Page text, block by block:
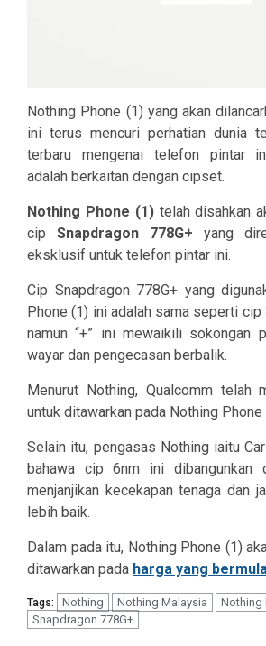
Nothing Phone (1) yang akan
ini terus mencuri perhatian dunia
terbaru mengenai telefon pintar
adalah berkaitan dengan cipset.
Nothing Phone (1)telah disahkan
cip Snapdragon 778G+ yang
eksklusif untuk telefon pintar ini.
Cip Snapdragon 778G+ yang
Phone (1) ini adalah sama seperti cip
namun “+” ini mewaikili sokongan
wayar dan pengecasan berbalik.
Menurut Nothing, Qualcomm telah
untuk ditawarkan pada Nothing Phone
Selain itu, pengasas Nothing iaitu
bahawa cip 6nm ini dibangunkan
menjanjikan kecekapan tenaga dan
lebih baik.
Dalam pada itu, Nothing Phone (1)
ditawarkan pada harga yang
Tags: Nothing Nothing Malaysia
Nothing
Snapdragon 778G+